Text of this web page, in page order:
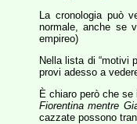
La cronologia può
normale, anche se
empireo)
Nella lista di “motivi
provi adesso a
È chiaro però che
Fiorentina mentre
cazzate possono